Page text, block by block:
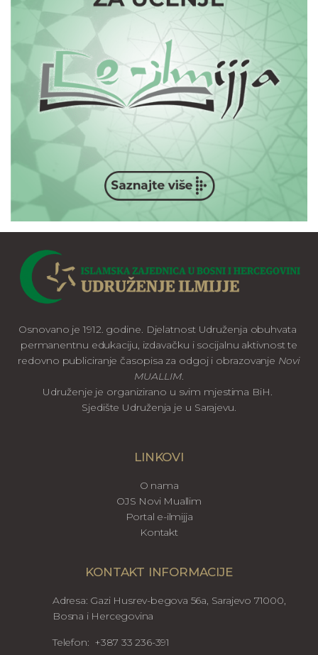
Osnovano je 1912. godine. Djelatnost Udruženja obuhvata
permanentnu edukaciju, izdavačku i socijalnu aktivnost te
redovno publiciranje časopisa za odgoj i obrazovanje Novi
MUALLIM.
Udruženje je organizirano u svim mjestima BiH.
Sjedište Udruženja je u Sarajevu.
LINKOVI
O nama
OJS Novi Muallim
Portal e-ilmijja
Kontakt
KONTAKT INFORMACIJE
Adresa: Gazi Husrev-begova 56a, Sarajevo 71000,
Bosna i Hercegovina
Telefon: +387 33 236-391